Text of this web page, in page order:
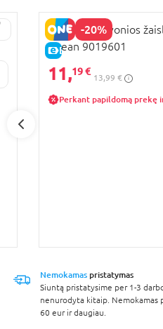
-20%
E-KAINA
MUNCHKIN vonios
Ocean 9019601
11,19 €
13,99 €
Perkant papildomą prekę
Nemokamas pristatymas
Siuntą pristatysime per 1-3
nenurodyta kitaip. Nemokamas
60 eur ir daugiau.